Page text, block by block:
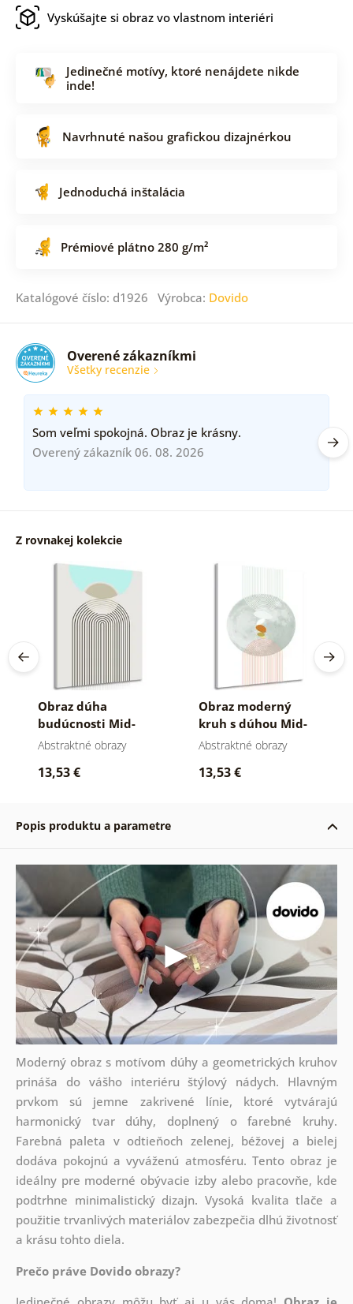
Vyskúšajte si obraz vo vlastnom interiéri
Jedinečné motívy, ktoré nenájdete nikde
inde!
Navrhnuté našou grafickou dizajnérkou
Jednoduchá inštalácia
Prémiové plátno 280 g/m²
Katalógové číslo: d1926 Výrobca: Dovido
Overené zákazníkmi
Všetky recenzie
Som veľmi spokojná. Obraz je krásny.
Overený zákazník 06. 08. 2026
Z rovnakej kolekcie
Obraz dúha
budúcnosti Mid-
Century
Abstraktné obrazy
13,53 €
Obraz moderný
kruh s dúhou Mid-
Century
Abstraktné obrazy
13,53 €
Popis produktu a parametre
Moderný obraz s motívom dúhy a geometrických kruhov
prináša do vášho interiéru štýlový nádych. Hlavným
prvkom sú jemne zakrivené línie, ktoré vytvárajú
harmonický tvar dúhy, doplnený o farebné kruhy.
Farebná paleta v odtieňoch zelenej, béžovej a bielej
dodáva pokojnú a vyváženú atmosféru. Tento obraz je
ideálny pre moderné obývacie izby alebo pracovňe, kde
podtrhne minimalistický dizajn. Vysoká kvalita tlače a
použitie trvanlivých materiálov zabezpečia dlhú životnosť
a krásu tohto diela.
Prečo práve Dovido obrazy?